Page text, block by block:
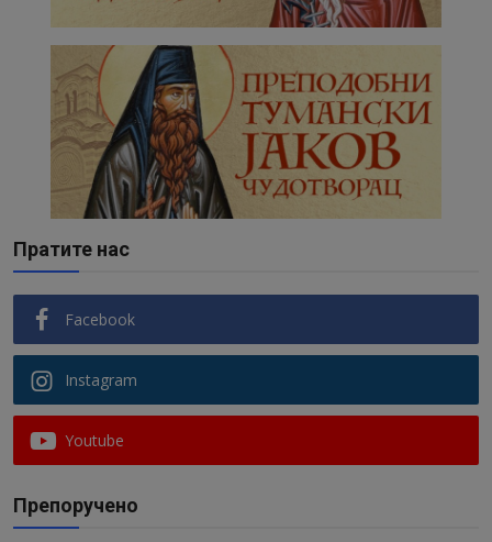
Пратите нас
Facebook
Instagram
Youtube
Препоручено